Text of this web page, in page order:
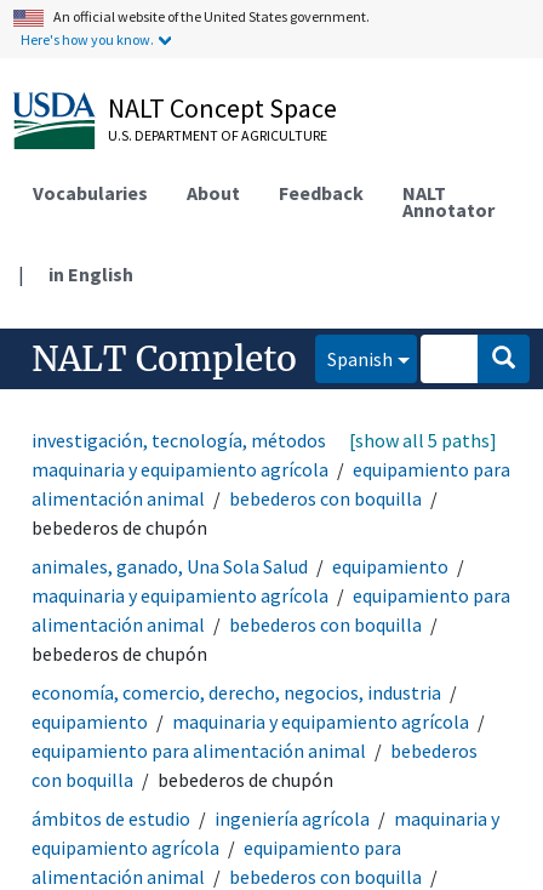
An official website of the United States government.
Here's how you know.
NALT Concept Space
U.S. DEPARTMENT OF AGRICULTURE
Vocabularies About Feedback NALT
Annotator
| in English
NALT Completo Spanish
investigación, tecnología, métodos
equipamiento
maquinaria y equipamiento agrícola
equipamiento para
alimentación animal
bebederos con boquilla
bebederos de chupón
[show all 5 paths]
animales, ganado, Una Sola Salud
equipamiento
maquinaria y equipamiento agrícola
equipamiento para
alimentación animal
bebederos con boquilla
bebederos de chupón
economía, comercio, derecho, negocios, industria
equipamiento
maquinaria y equipamiento agrícola
equipamiento para alimentación animal
bebederos
con boquilla
bebederos de chupón
ámbitos de estudio
ingeniería agrícola
maquinaria y
equipamiento agrícola
equipamiento para
alimentación animal
bebederos con boquilla